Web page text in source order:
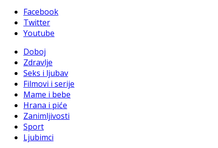
Facebook
Twitter
Youtube
Doboj
Zdravlje
Seks i ljubav
Filmovi i serije
Mame i bebe
Hrana i piće
Zanimljivosti
Sport
Ljubimci